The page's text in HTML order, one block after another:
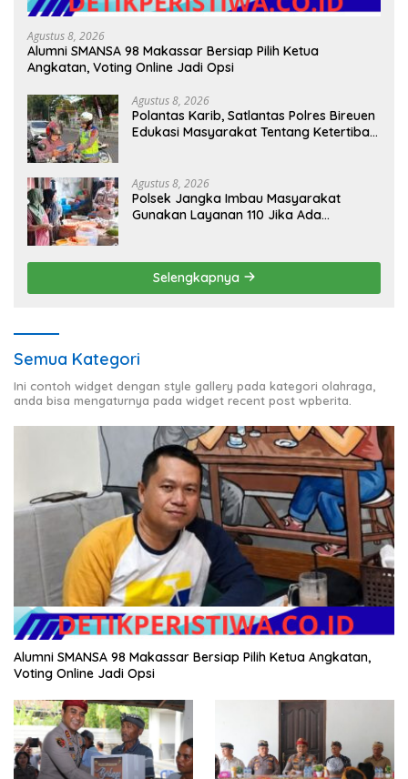
Agustus 8, 2026
Alumni SMANSA 98 Makassar Bersiap Pilih Ketua
Angkatan, Voting Online Jadi Opsi
Agustus 8, 2026
Polantas Karib, Satlantas Polres Bireuen
Edukasi Masyarakat Tentang Ketertiban
Agustus 8, 2026
Polsek Jangka Imbau Masyarakat
Gunakan Layanan 110 Jika Ada
Selengkapnya
Semua Kategori
Ini contoh widget dengan style gallery pada kategori olahraga,
anda bisa mengaturnya pada widget recent post wpberita.
Alumni SMANSA 98 Makassar Bersiap Pilih Ketua Angkatan,
Voting Online Jadi Opsi